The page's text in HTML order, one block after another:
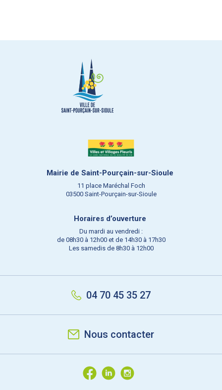
Mairie de Saint-Pourçain-sur-Sioule
11 place Maréchal Foch
03500 Saint-Pourçain-sur-Sioule
Horaires d’ouverture
Du mardi au vendredi :
de 08h30 à 12h00 et de 14h30 à 17h30
Les samedis de 8h30 à 12h00
04 70 45 35 27
Nous contacter